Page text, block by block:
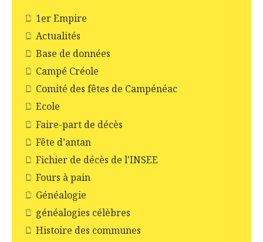
1er Empire
Actualités
Base de données
Campé Créole
Comité des fêtes de Campénéac
Ecole
Faire-part de décès
Fête d’antan
Fichier de décès de l'INSEE
Fours à pain
Généalogie
généalogies célèbres
Histoire des communes